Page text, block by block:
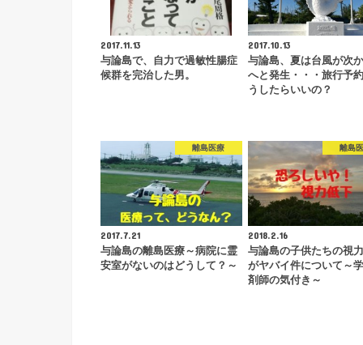
2017.11.13
与論島で、自力で過敏性腸症
候群を完治した男。
2017.10.13
与論島、夏は台風が次
へと発生・・・旅行予
うしたらいいの？
離島医療
2017.7.21
与論島の離島医療～病院に霊
安室がないのはどうして？～
離島
2018.2.16
与論島の子供たちの視
がヤバイ件について～
剤師の気付き～